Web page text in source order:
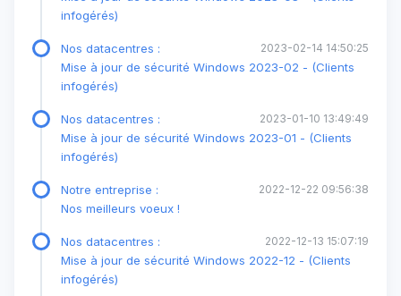
infogérés)
2023-02-14 14:50:25
Nos datacentres :
Mise à jour de sécurité Windows 2023-02 - (Clients
infogérés)
2023-01-10 13:49:49
Nos datacentres :
Mise à jour de sécurité Windows 2023-01 - (Clients
infogérés)
2022-12-22 09:56:38
Notre entreprise :
Nos meilleurs voeux !
2022-12-13 15:07:19
Nos datacentres :
Mise à jour de sécurité Windows 2022-12 - (Clients
infogérés)